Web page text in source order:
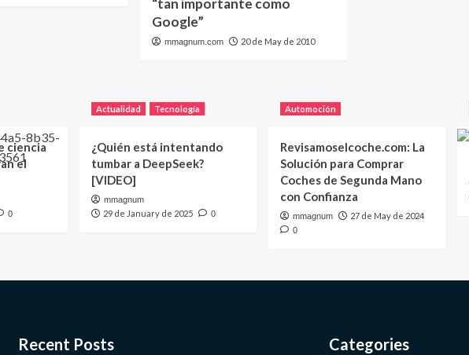
“tan importante como
Google”
mmagnum.com 20 de May de 2010
ciencia
el
0
Actualidad Tecnología
¿Quién está intentando
tumbar a DeepSeek?
[VIDEO]
mmagnum
29 de January de 2025 0
Automoción
Revisamoselcoche.com: La
Solución para Comprar
Coches de Segunda Mano
con Confianza
mmagnum 27 de May de 2024
0
Recent Posts Categories